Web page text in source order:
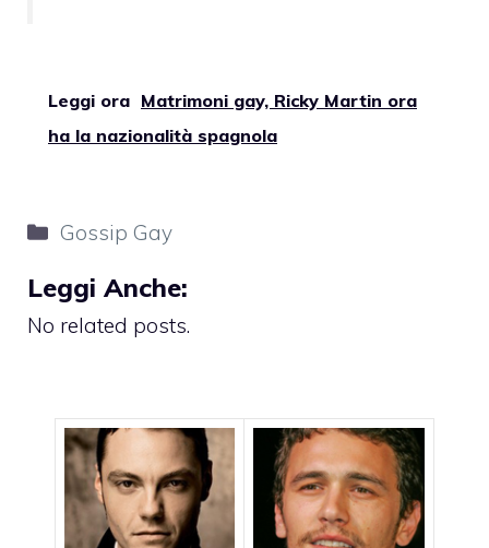
Leggi ora Matrimoni gay, Ricky Martin ora
ha la nazionalità spagnola
Categorie
Gossip Gay
Leggi Anche:
No related posts.